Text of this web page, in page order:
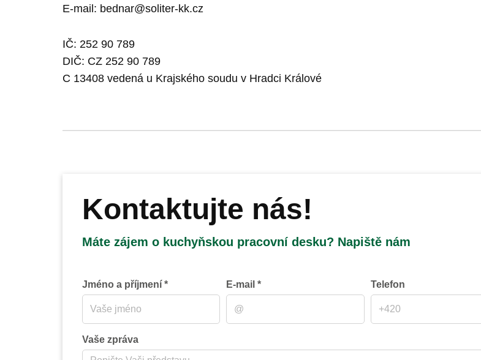
E-mail: bednar@soliter-kk.cz
IČ: 252 90 789
DIČ: CZ 252 90 789
C 13408 vedená u Krajského soudu v Hradci Králové
Kontaktujte nás!
Máte zájem o kuchyňskou pracovní desku? Napiště nám
Jméno a příjmení * E-mail * Telefon
Vaše zpráva